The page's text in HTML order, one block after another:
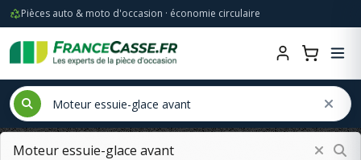
Pièces auto & moto d'occasion · économie circulaire